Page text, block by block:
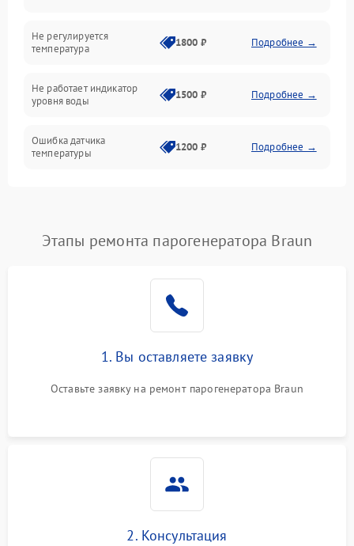
Не регулируется
температура
1800 ₽ Подробнее →
Не работает индикатор
уровня воды
1500 ₽ Подробнее →
Ошибка датчика
температуры
1200 ₽ Подробнее →
Ошибка платы управления Подробнее →
1200 ₽
Не подает пар 1800 ₽ Подробнее →
Этапы ремонта парогенератора Braun
1. Вы оставляете заявку
Оставьте заявку на ремонт парогенератора Braun
2. Консультация